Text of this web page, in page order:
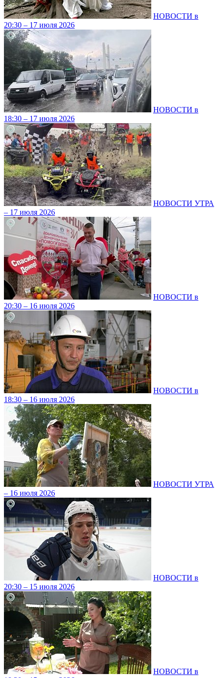
НОВОСТИ в
20:30 – 17 июля 2026
НОВОСТИ в
18:30 – 17 июля 2026
НОВОСТИ УТРА
– 17 июля 2026
НОВОСТИ в
20:30 – 16 июля 2026
НОВОСТИ в
18:30 – 16 июля 2026
НОВОСТИ УТРА
– 16 июля 2026
НОВОСТИ в
20:30 – 15 июля 2026
НОВОСТИ в